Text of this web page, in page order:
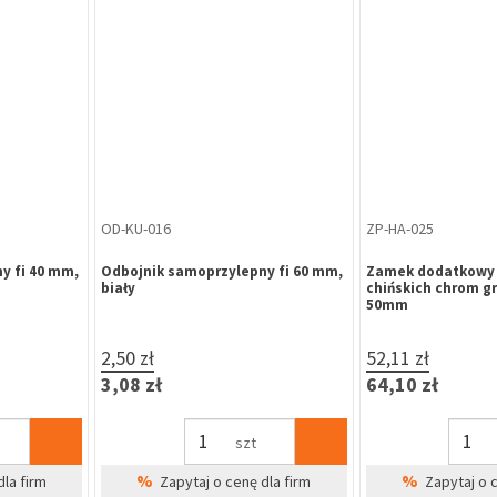
ZP-KR-014
Zamek zasuwkowy KARO KC-35
(041-004/K80009268) czoło C INOX
49,55 zł
60,95 zł
szt
% Zapytaj o cenę dla firm
ZA-RZ-165
Zawiasa 495-200
20 mm
srebrny
16,44 zł
20,22 zł
% Zapytaj o